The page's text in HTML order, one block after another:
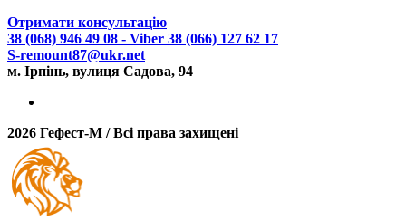
Отримати консультацію
38 (068) 946 49 08 - Viber 38 (066) 127 62 17
S-remount87@ukr.net
м. Ірпінь, вулиця Садова, 94
2026 Гефест-М / Всі права захищені